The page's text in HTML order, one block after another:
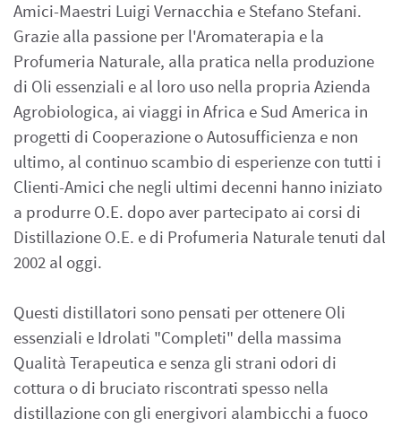
Amici-Maestri Luigi Vernacchia e Stefano Stefani.
Grazie alla passione per l'Aromaterapia e la
Profumeria Naturale, alla pratica nella produzione
di Oli essenziali e al loro uso nella propria Azienda
Agrobiologica, ai viaggi in Africa e Sud America in
progetti di Cooperazione o Autosufficienza e non
ultimo, al continuo scambio di esperienze con tutti i
Clienti-Amici che negli ultimi decenni hanno iniziato
a produrre O.E. dopo aver partecipato ai corsi di
Distillazione O.E. e di Profumeria Naturale tenuti dal
2002 al oggi.
Questi distillatori sono pensati per ottenere Oli
essenziali e Idrolati "Completi" della massima
Qualità Terapeutica e senza gli strani odori di
cottura o di bruciato riscontrati spesso nella
distillazione con gli energivori alambicchi a fuoco